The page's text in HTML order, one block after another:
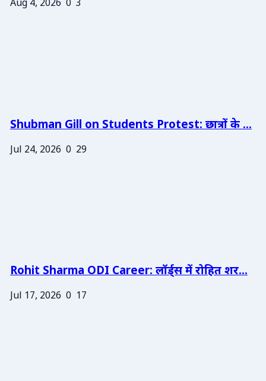
Aug 4, 2026 0 3
Shubman Gill on Students Protest: छात्रों के ...
Jul 24, 2026 0 29
Rohit Sharma ODI Career: लॉर्ड्स में रोहित शर...
Jul 17, 2026 0 17